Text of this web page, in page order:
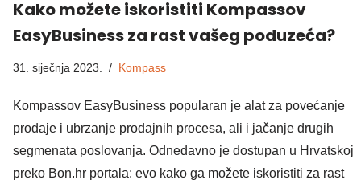
Kako možete iskoristiti Kompassov
EasyBusiness za rast vašeg poduzeća?
31. siječnja 2023. Kompass
Kompassov EasyBusiness popularan je alat za povećanje
prodaje i ubrzanje prodajnih procesa, ali i jačanje drugih
segmenata poslovanja. Odnedavno je dostupan u Hrvatskoj
preko Bon.hr portala: evo kako ga možete iskoristiti za rast